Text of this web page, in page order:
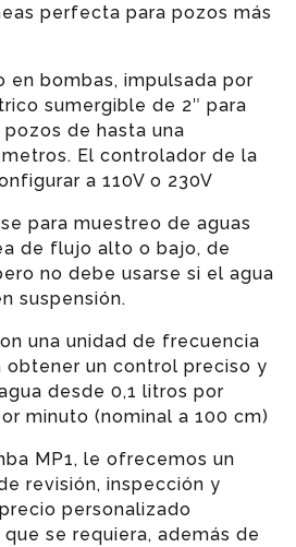
perfecta para pozos más
en bombas, impulsada por
sumergible de 2″ para
de hasta una
El controlador de la
a 110V o 230V
para muestreo de aguas
de flujo alto o bajo, de
no debe usarse si el agua
suspensión.
una unidad de frecuencia
obtener un control preciso y
desde 0,1 litros por
minuto (nominal a 100 cm)
MP1, le ofrecemos un
revisión, inspección y
personalizado
se requiera, además de